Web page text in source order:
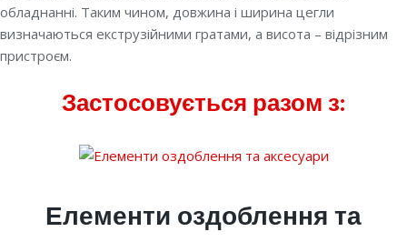
обладнанні. Таким чином, довжина і ширина цегли
визначаються екструзійними гратами, а висота – відрізним
пристроєм.
Застосовується разом з:
Елементи оздоблення та